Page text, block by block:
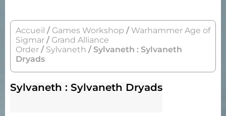
Accueil / Games Workshop / Warhammer Age of
Sigmar / Grand Alliance
Order / Sylvaneth / Sylvaneth : Sylvaneth
Dryads
Sylvaneth : Sylvaneth Dryads